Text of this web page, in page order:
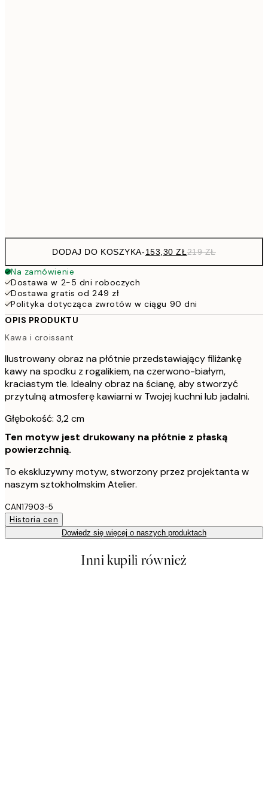
DODAJ DO KOSZYKA-153,30 ZŁ219 ZŁ
Na zamówienie
Dostawa w 2-5 dni roboczych
Dostawa gratis od 249 zł
Polityka dotycząca zwrotów w ciągu 90 dni
OPIS PRODUKTU
Kawa i croissant
Ilustrowany obraz na płótnie przedstawiający filiżankę
kawy na spodku z rogalikiem, na czerwono-białym,
kraciastym tle. Idealny obraz na ścianę, aby stworzyć
przytulną atmosferę kawiarni w Twojej kuchni lub jadalni.
Głębokość: 3,2 cm
Ten motyw jest drukowany na płótnie z płaską
powierzchnią.
To ekskluzywny motyw, stworzony przez projektanta w
naszym sztokholmskim Atelier.
CAN17903-5
Historia cen
Dowiedz się więcej o naszych produktach
Inni kupili również